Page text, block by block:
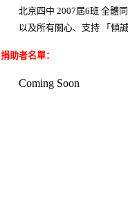
北京四中 2007屆6班 全體
以及所有關心、支持 「傾誠
捐助者名單：
Coming Soon